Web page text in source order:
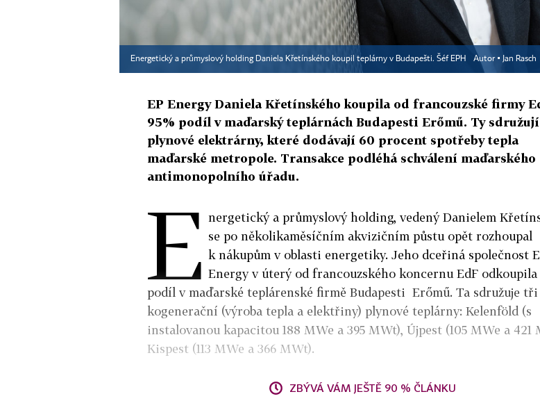
Energetický a průmyslový holding Daniela Křetínského koupil teplárny v Budapešti. Šéf EPH Autor ▪ Jan Rasch
EP Energy Daniela Křetínského koupila od francouzské firmy
95% podíl v maďarský teplárnách Budapesti Erőmű. Ty
plynové elektrárny, které dodávají 60 procent spotřeby tepla
maďarské metropole. Transakce podléhá schválení maďarského
antimonopolního úřadu.
E nergetický a průmyslový holding, vedený Danielem
se po několikaměsíčním akvizičním půstu opět rozhoupal
k nákupům v oblasti energetiky. Jeho dceřiná společnost
Energy v úterý od francouzského koncernu EdF odkoupila
podíl v maďarské teplárenské firmě Budapesti Erőmű. Ta sdružuje tři
kogenerační (výroba tepla a elektřiny) plynové teplárny: Kelenföld (s
instalovanou kapacitou 188 MWe a 395 MWt), Újpest (105 MWe a 421
Kispest (113 MWe a 366 MWt).
ZBÝVÁ VÁM JEŠTĚ 90 % ČLÁNKU